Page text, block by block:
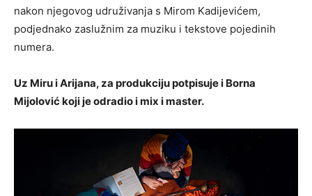
nakon njegovog udruživanja s Mirom Kadijevićem,
podjednako zaslužnim za muziku i tekstove pojedinih
numera.
Uz Miru i Arijana, za produkciju potpisuje i Borna
Mijolović koji je odradio i mix i master.